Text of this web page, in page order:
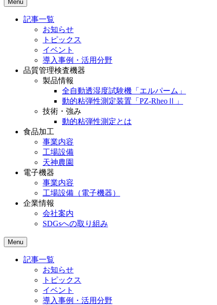
Menu
記事一覧
お知らせ
トピックス
イベント
導入事例・活用分野
品質管理検査機器
製品情報
全自動透湿度試験機「エルパーム」
動的粘弾性測定装置「PZ-RheoⅡ」
技術・強み
動的粘弾性測定とは
食品加工
事業内容
工場設備
天神農園
電子機器
事業内容
工場設備（電子機器）
企業情報
会社案内
SDGsへの取り組み
Menu
記事一覧
お知らせ
トピックス
イベント
導入事例・活用分野